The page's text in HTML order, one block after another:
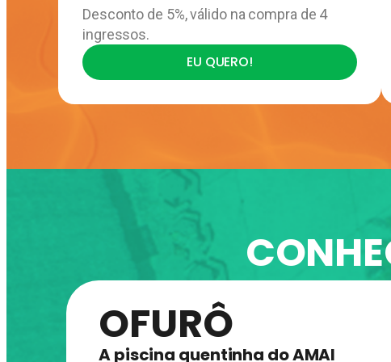
Desconto de 5%, válido na compra de 4
ingressos.
EU QUERO!
OFURÔ
A piscina quentinha do AMAI